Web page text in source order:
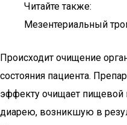
Читайте также:
Мезентериальный
Происходит очищение
состояния пациента.
эффекту очищает пищевой
диарею, возникшую в